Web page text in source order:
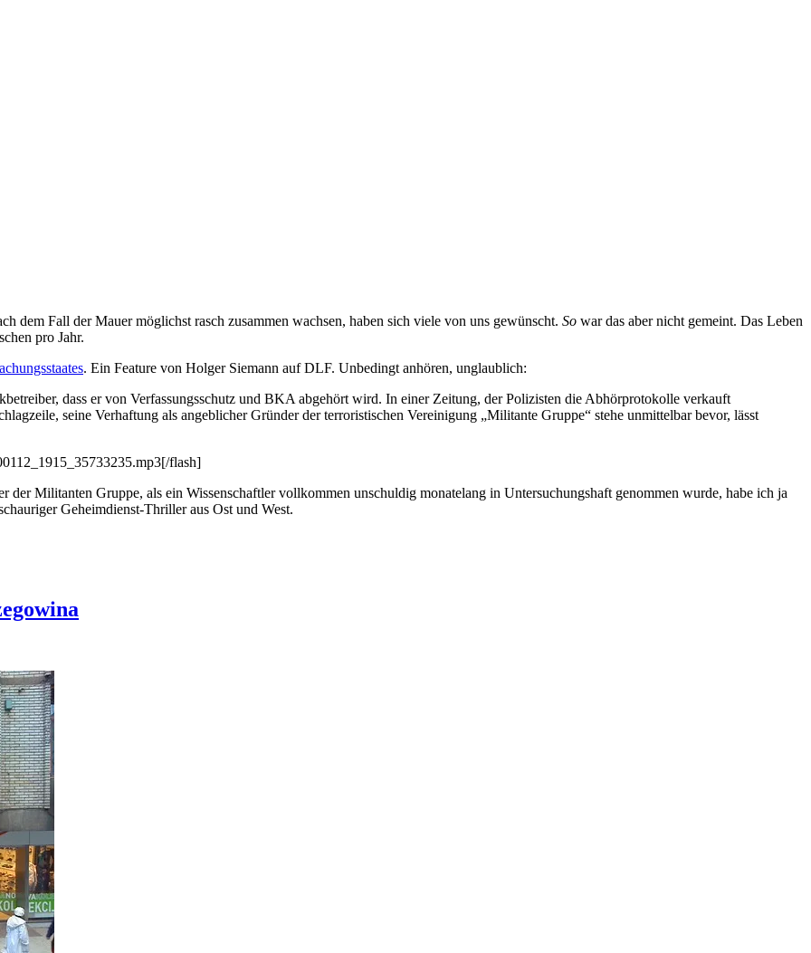
dem Fall der Mauer möglichst rasch zusammen wachsen, haben sich viele von uns gewünscht. So war das aber nicht gemeint. Das Leben
pro Jahr.
. Ein Feature von Holger Siemann auf DLF. Unbedingt anhören, unglaublich:
dass er von Verfassungsschutz und BKA abgehört wird. In einer Zeitung, der Polizisten die Abhörprotokolle verkauft
seine Verhaftung als angeblicher Gründer der terroristischen Vereinigung „Militante Gruppe“ stehe unmittelbar bevor, lässt
flash]
der Militanten Gruppe, als ein Wissenschaftler vollkommen unschuldig monatelang in Untersuchungshaft genommen wurde, habe ich ja
Geheimdienst-Thriller aus Ost und West.